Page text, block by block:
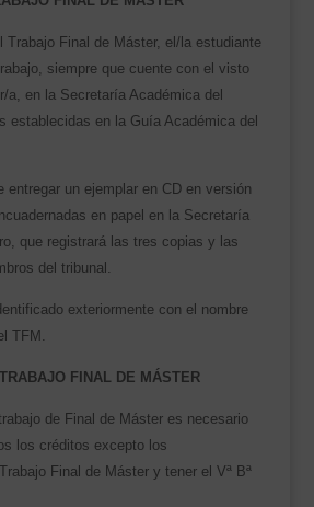
Trabajo Final de Máster, el/la estudiante
siempre que cuente con el visto
a, en la Secretaría Académica del
establecidas en la Guía Académica del
entregar un ejemplar en CD en versión
en papel en la Secretaría
que registrará las tres copias y las
del tribunal.
exteriormente con el nombre
TFM.
FINAL DE MÁSTER
de Final de Máster es necesario
los créditos excepto los
Final de Máster y tener el Vª Bª